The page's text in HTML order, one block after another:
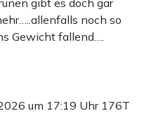
gibt es doch gar
noch so
Gewicht fallend….
um 17:19 Uhr 176T